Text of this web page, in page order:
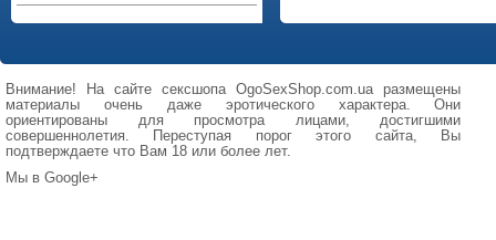
Внимание! На сайте сексшопа OgoSexShop.com.ua размещены
материалы очень даже эротического характера. Они
ориентированы для просмотра лицами, достигшими
совершеннолетия. Переступая порог этого сайта, Вы
подтверждаете что Вам 18 или более лет.
Мы в Google+